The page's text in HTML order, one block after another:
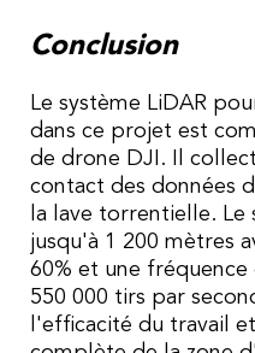
Conclusion
Le système LiDAR
dans ce projet est
de drone DJI. Il
contact des données
la lave torrentielle.
jusqu'à 1 200 mètres
60% et une
550 000 tirs par
l'efficacité du travail